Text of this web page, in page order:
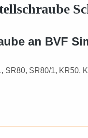
an BVF
SR80, SR80/1, KR50,